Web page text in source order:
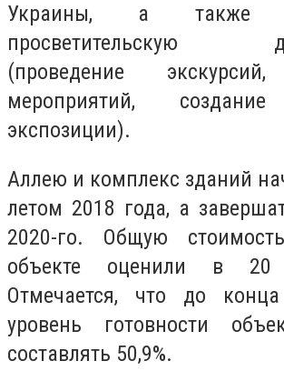
Украины, а также
просветительскую
(проведение
мероприятий,
экспозиции).
Аллею и комплекс зданий
летом 2018 года, а
2020-го. Общую
объекте оценили в
Отмечается, что до
уровень готовности
составлять 50,9%.